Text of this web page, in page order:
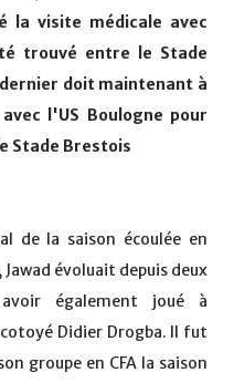
la visite médicale avec
trouvé entre le Stade
doit maintenant à
l'US Boulogne pour
Stade Brestois
de la saison écoulée en
évoluait depuis deux
également joué à
Didier Drogba. Il fut
groupe en CFA la saison